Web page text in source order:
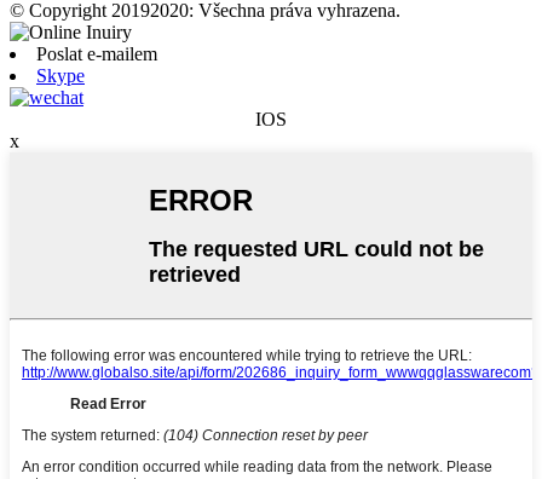
© Copyright 20192020: Všechna práva vyhrazena.
Poslat e-mailem
Skype
IOS
x